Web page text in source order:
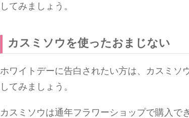
してみましょう。
カスミソウを使ったおまじない
ホワイトデーに告白されたい方は、カスミソ
してみましょう。
カスミソウは通年フラワーショップで購入で